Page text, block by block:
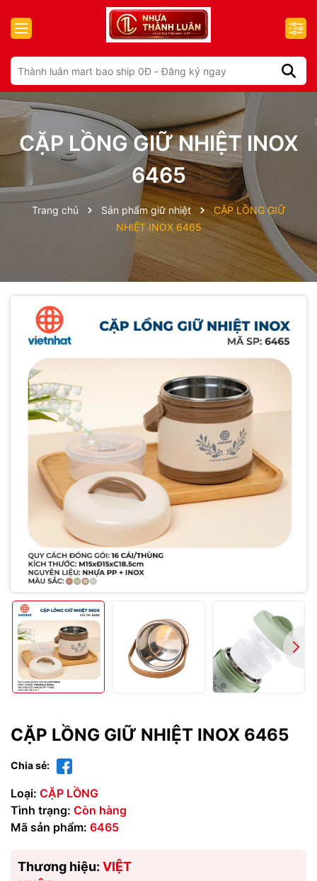
CẶP LỒNG GIỮ NHIỆT INOX
6465
Trang chủ Sản phẩm giữ nhiệt
CẶP LỒNG GIỮ
NHIỆT INOX 6465
CẶP LỒNG GIỮ NHIỆT INOX 6465
Chia sẻ:
Loại: CẶP LỒNG
Tình trạng: Còn hàng
Mã sản phẩm: 6465
Thương hiệu: VIỆT